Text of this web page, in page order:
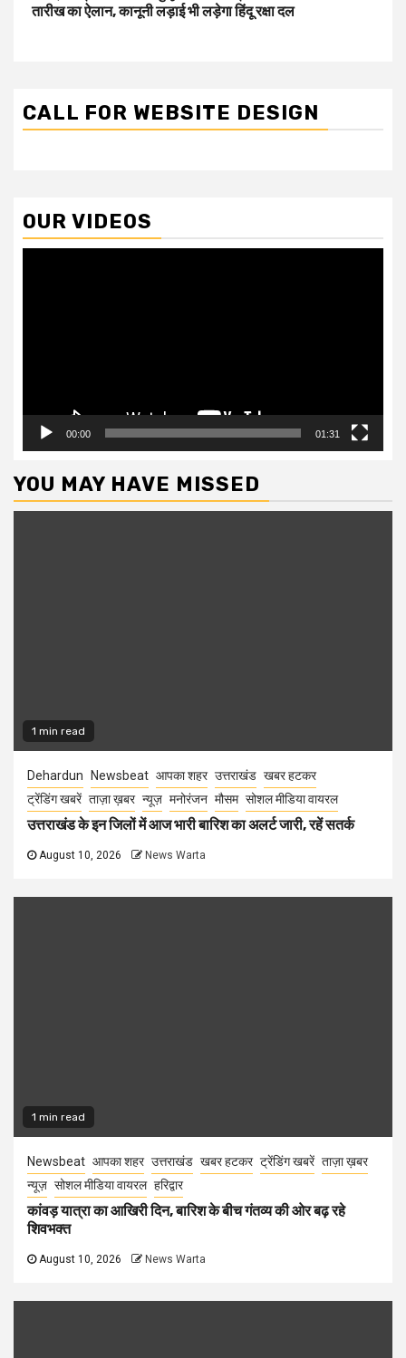
तारीख का ऐलान, कानूनी लड़ाई भी लड़ेगा हिंदू रक्षा दल
CALL FOR WEBSITE DESIGN
OUR VIDEOS
00:00 01:31
YOU MAY HAVE MISSED
1 min read
Dehardun Newsbeat आपका शहर उत्तराखंड खबर हटकर
ट्रेंडिंग खबरें ताज़ा ख़बर न्यूज़ मनोरंजन मौसम सोशल मीडिया वायरल
उत्तराखंड के इन जिलों में आज भारी बारिश का अलर्ट जारी, रहें सतर्क
August 10, 2026 News Warta
1 min read
Newsbeat आपका शहर उत्तराखंड खबर हटकर ट्रेंडिंग खबरें ताज़ा ख़बर
न्यूज़ सोशल मीडिया वायरल हरिद्वार
कांवड़ यात्रा का आखिरी दिन, बारिश के बीच गंतव्य की ओर बढ़ रहे
शिवभक्त
August 10, 2026 News Warta